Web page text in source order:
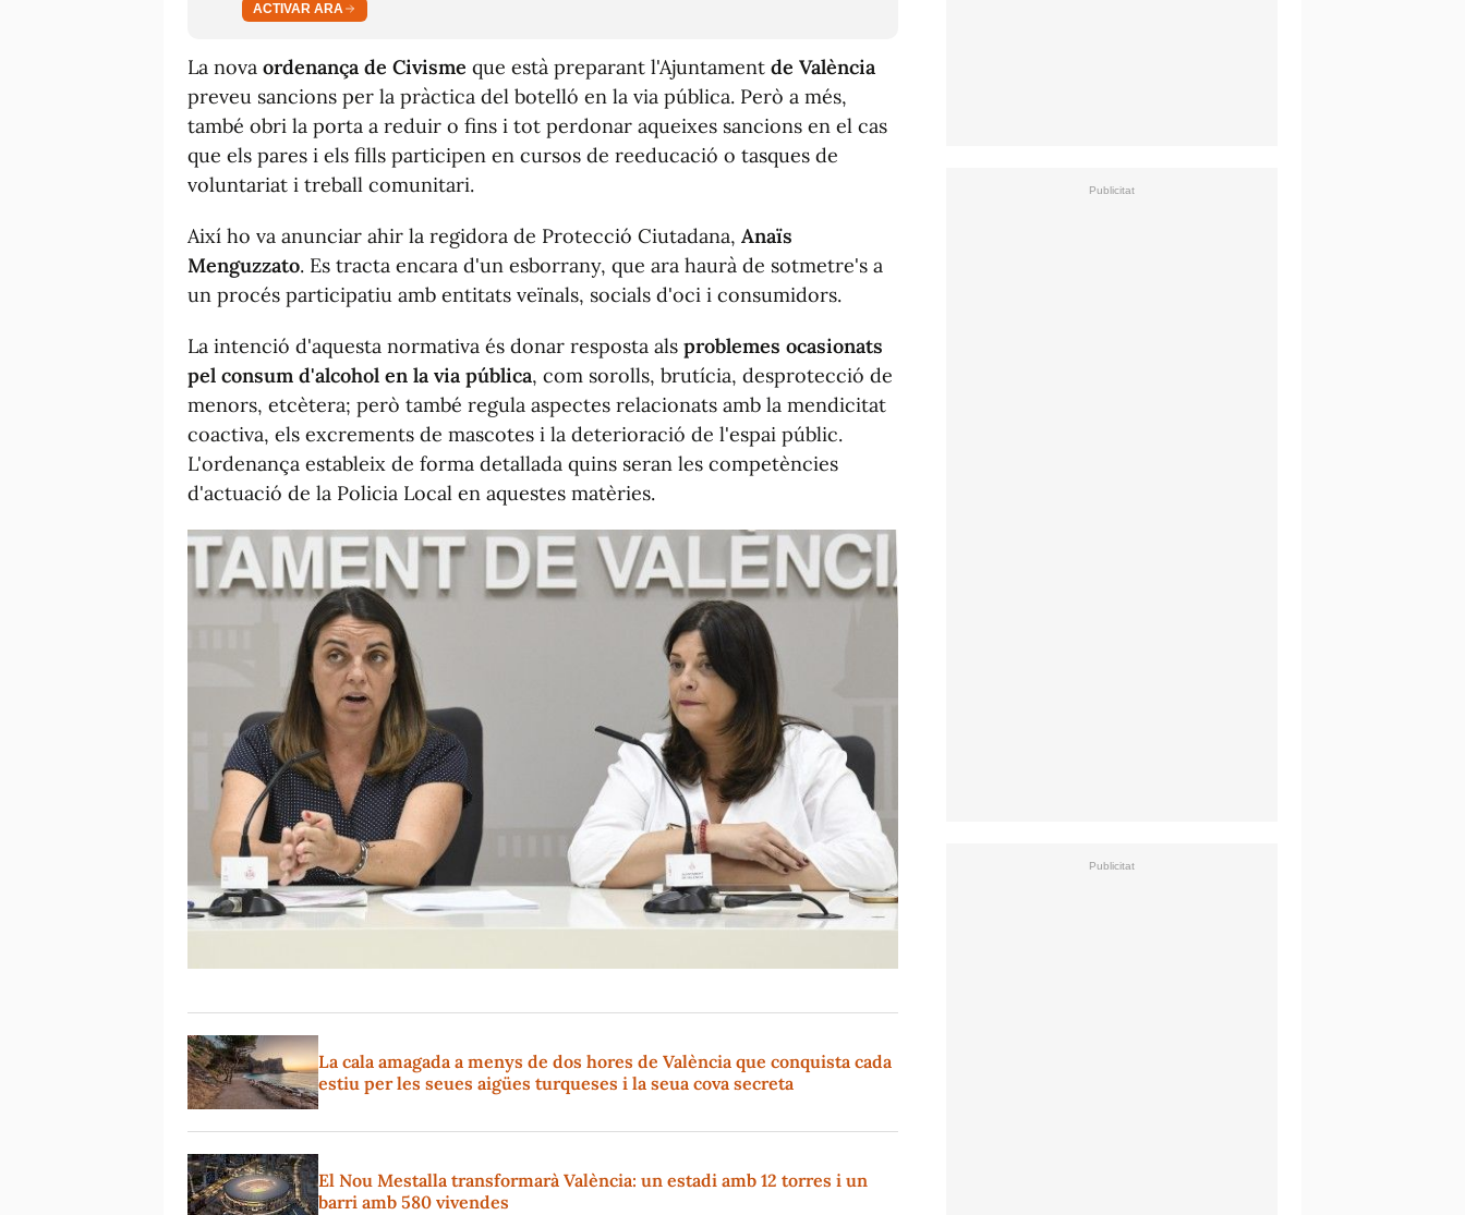
ACTIVAR ARA
La nova ordenança de Civisme que està preparant l'Ajuntament de València
preveu sancions per la pràctica del botelló en la via pública. Però a més,
també obri la porta a reduir o fins i tot perdonar aqueixes sancions en el cas
que els pares i els fills participen en cursos de reeducació o tasques de
voluntariat i treball comunitari.
Així ho va anunciar ahir la regidora de Protecció Ciutadana, Anaïs
Menguzzato. Es tracta encara d'un esborrany, que ara haurà de sotmetre's a
un procés participatiu amb entitats veïnals, socials d'oci i consumidors.
La intenció d'aquesta normativa és donar resposta als problemes ocasionats
pel consum d'alcohol en la via pública, com sorolls, brutícia, desprotecció de
menors, etcètera; però també regula aspectes relacionats amb la mendicitat
coactiva, els excrements de mascotes i la deterioració de l'espai públic.
L'ordenança estableix de forma detallada quins seran les competències
d'actuació de la Policia Local en aquestes matèries.
La cala amagada a menys de dos hores de València que conquista cada
estiu per les seues aigües turqueses i la seua cova secreta
El Nou Mestalla transformarà València: un estadi amb 12 torres i un
barri amb 580 vivendes